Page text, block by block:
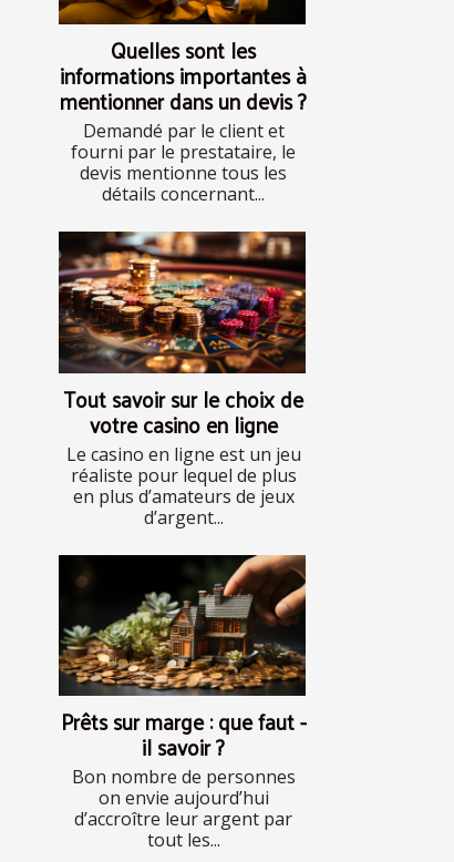
Quelles sont les
informations importantes à
mentionner dans un devis ?
Demandé par le client et
fourni par le prestataire, le
devis mentionne tous les
détails concernant...
Tout savoir sur le choix de
votre casino en ligne
Le casino en ligne est un jeu
réaliste pour lequel de plus
en plus d’amateurs de jeux
d’argent...
Prêts sur marge : que faut -
il savoir ?
Bon nombre de personnes
on envie aujourd’hui
d’accroître leur argent par
tout les...